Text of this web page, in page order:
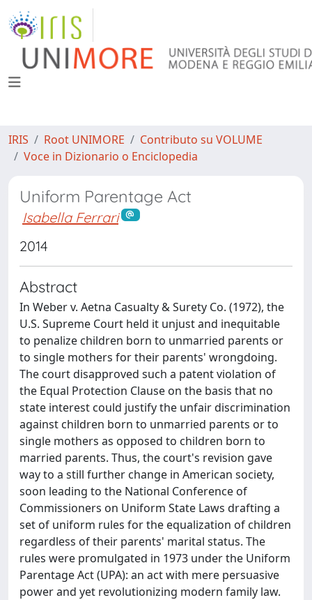
IRIS Root UNIMORE
Contributo su VOLUME
Voce in Dizionario o Enciclopedia
Uniform Parentage Act
Isabella Ferrari
2014
Abstract
In Weber v. Aetna Casualty & Surety Co. (1972), the
U.S. Supreme Court held it unjust and inequitable
to penalize children born to unmarried parents or
to single mothers for their parents' wrongdoing.
The court disapproved such a patent violation of
the Equal Protection Clause on the basis that no
state interest could justify the unfair discrimination
against children born to unmarried parents or to
single mothers as opposed to children born to
married parents. Thus, the court's revision gave
way to a still further change in American society,
soon leading to the National Conference of
Commissioners on Uniform State Laws drafting a
set of uniform rules for the equalization of children
regardless of their parents' marital status. The
rules were promulgated in 1973 under the Uniform
Parentage Act (UPA): an act with mere persuasive
power and yet revolutionizing modern family law.